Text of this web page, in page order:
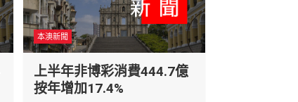
本澳新聞
上半年非博彩消費444.7億
按年增加17.4%